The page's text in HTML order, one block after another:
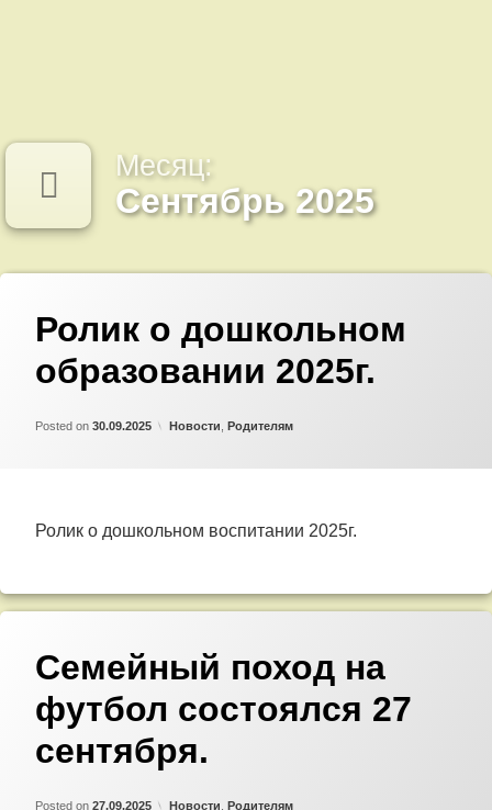
Месяц:
Сентябрь 2025
Ролик о дошкольном
образовании 2025г.
Posted on 30.09.2025 Категории:
Новости, Родителям
Ролик о дошкольном воспитании 2025г.
️Семейный поход на
футбол состоялся 27
сентября.
Posted on 27.09.2025 Категории:
Новости, Родителям